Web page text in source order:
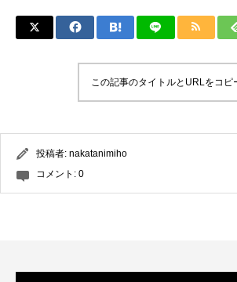
この記事のタイトルとURLをコピ
投稿者: nakatanimiho
コメント: 0